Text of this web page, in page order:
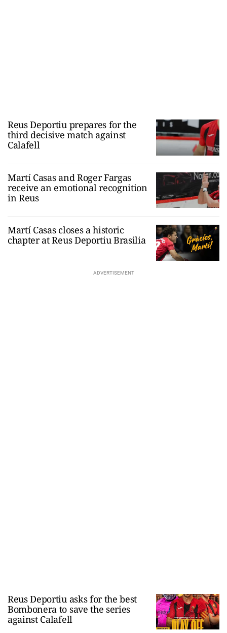
Reus Deportiu prepares for the
third decisive match against
Calafell
Martí Casas and Roger Fargas
receive an emotional recognition
in Reus
Martí Casas closes a historic
chapter at Reus Deportiu Brasilia
Reus Deportiu asks for the best
Bombonera to save the series
against Calafell